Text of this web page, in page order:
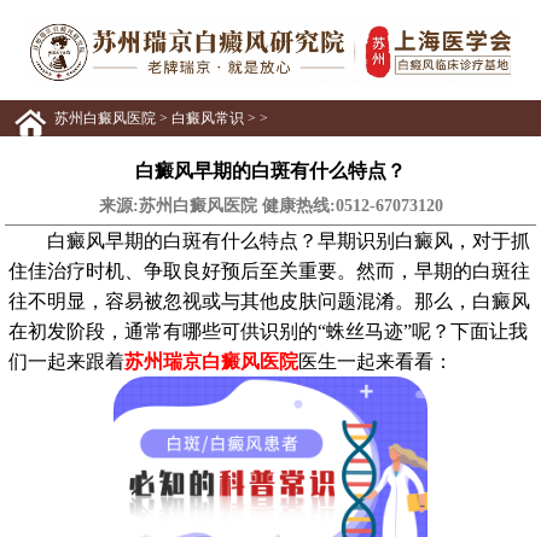
苏州白癜风医院> 白癜风常识 > >
白癜风早期的白斑有什么特点？
来源:苏州白癜风医院 健康热线:0512-67073120
白癜风早期的白斑有什么特点？早期识别白癜风，对于抓
住佳治疗时机、争取良好预后至关重要。然而，早期的白斑往
往不明显，容易被忽视或与其他皮肤问题混淆。那么，白癜风
在初发阶段，通常有哪些可供识别的“蛛丝马迹”呢？下面让我
们一起来跟着苏州瑞京白癜风医院医生一起来看看：